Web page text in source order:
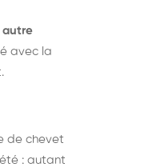
autre
avec la
de chevet
: autant